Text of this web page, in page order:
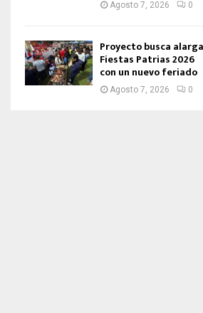
Agosto 7, 2026 0
Proyecto busca
Fiestas Patrias 2026
con un nuevo feriado
Agosto 7, 2026 0